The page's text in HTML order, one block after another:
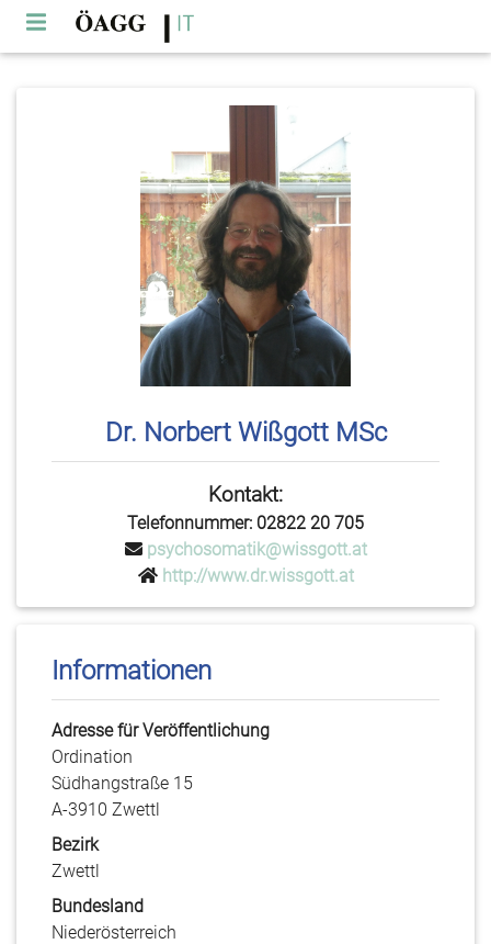
Dr. Norbert Wißgott MSc
Kontakt:
Telefonnummer: 02822 20 705
psychosomatik@wissgott.at
http://www.dr.wissgott.at
Informationen
Adresse für Veröffentlichung
Ordination
Südhangstraße 15
A-3910 Zwettl
Bezirk
Zwettl
Bundesland
Niederösterreich